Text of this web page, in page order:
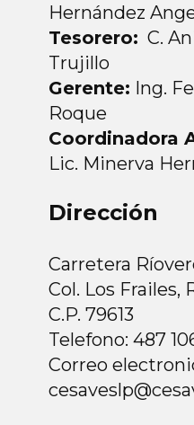
Hernández
Tesorero: C.
Trujillo
Gerente: Ing.
Roque
Coordinadora
Lic. Minerva
Dirección
Carretera
Col. Los Frailes,
C.P. 79613
Telefono: 487
Correo